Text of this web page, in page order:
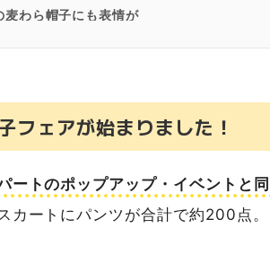
麦わら帽子にも表情が
フェアが始まりました！
ートのポップアップ・イベントと
カートにパンツが合計で約200点